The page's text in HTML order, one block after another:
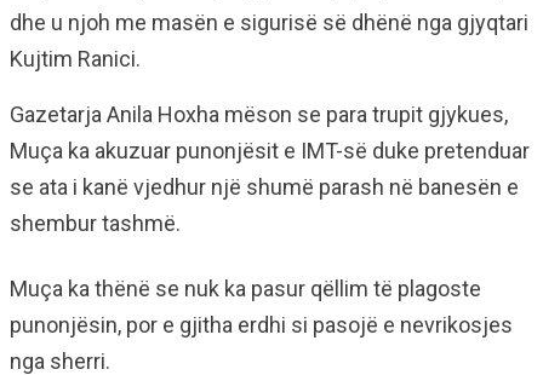
dhe u njoh me masën e sigurisë së dhënë nga gjyqtari
Kujtim Ranici.
Gazetarja Anila Hoxha mëson se para trupit gjykues,
Muça ka akuzuar punonjësit e IMT-së duke pretenduar
se ata i kanë vjedhur një shumë parash në banesën e
shembur tashmë.
Muça ka thënë se nuk ka pasur qëllim të plagoste
punonjësin, por e gjitha erdhi si pasojë e nevrikosjes
nga sherri.